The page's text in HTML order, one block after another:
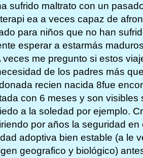
sufrido maltrato con un
ea a veces capaz de
para niños que no han
esperar a estarmás
veces me pregunto si estos
de los padres más
recien nacida 8fue
con 6 meses y son
a la soledad por ejemplo.
por años la seguridad
adoptiva bien estable (a le
geografico y biológico)